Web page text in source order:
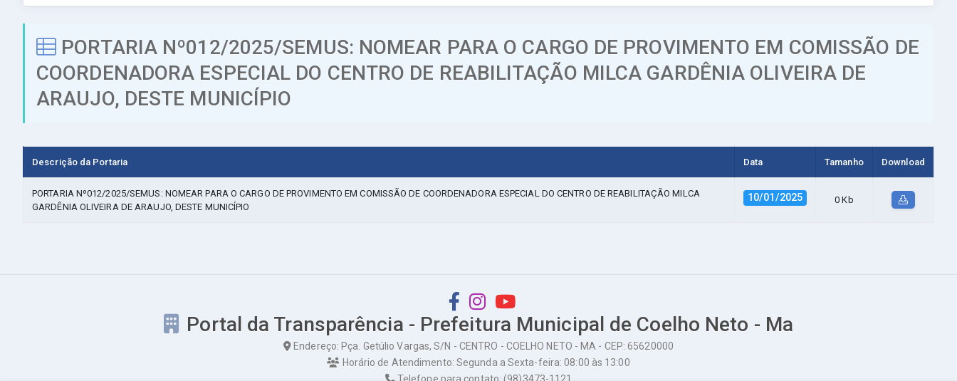
PORTARIA Nº012/2025/SEMUS: NOMEAR PARA O CARGO DE PROVIMENTO EM COMISSÃO DE
COORDENADORA ESPECIAL DO CENTRO DE REABILITAÇÃO MILCA GARDÊNIA OLIVEIRA DE
ARAUJO, DESTE MUNICÍPIO
Descrição da Portaria Data Tamanho Download
PORTARIA Nº012/2025/SEMUS: NOMEAR PARA O CARGO DE PROVIMENTO EM COMISSÃO DE COORDENADORA ESPECIAL DO CENTRO DE REABILITAÇÃO MILCA
GARDÊNIA OLIVEIRA DE ARAUJO, DESTE MUNICÍPIO
10/01/2025 0 Kb
Portal da Transparência - Prefeitura Municipal de Coelho Neto - Ma
Endereço: Pça. Getúlio Vargas, S/N - CENTRO - COELHO NETO - MA - CEP: 65620000
Horário de Atendimento: Segunda a Sexta-feira: 08:00 às 13:00